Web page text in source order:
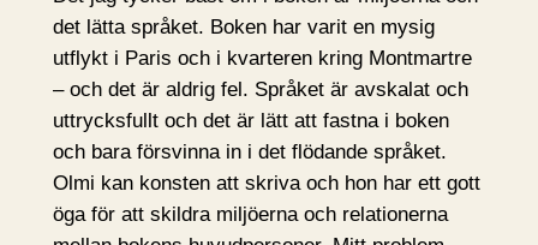
det lätta språket. Boken har varit en mysig
utflykt i Paris och i kvarteren kring Montmartre
– och det är aldrig fel. Språket är avskalat och
uttrycksfullt och det är lätt att fastna i boken
och bara försvinna in i det flödande språket.
Olmi kan konsten att skriva och hon har ett gott
öga för att skildra miljöerna och relationerna